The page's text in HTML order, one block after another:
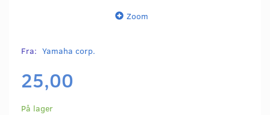
Zoom
Fra: Yamaha corp.
25,00
På lager